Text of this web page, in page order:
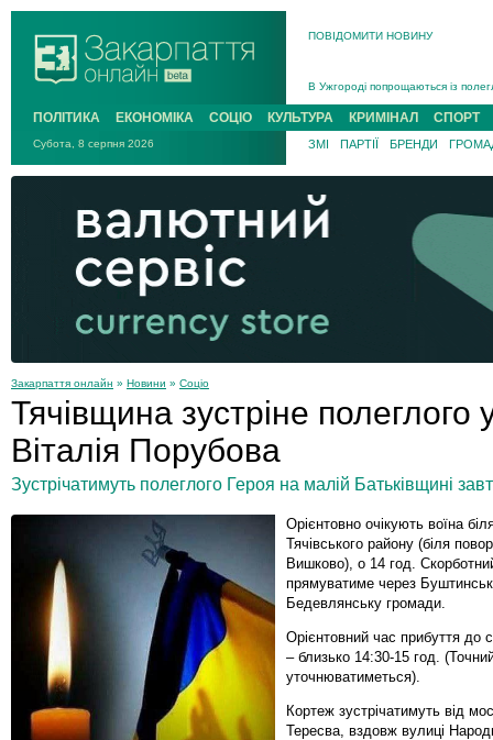
ПОВІДОМИТИ НОВИНУ
В Ужгороді попрощаються із
В Ужгороді 5 серпня
Підтвердили загибель
На війні з рф поліг військовий з
На Хустщині внаслідок ДТП за
Інструктора районного ТЦК на
ПОЛІТИКА ЕКОНОМІКА СОЦІО КУЛЬТУРА КРИМІНАЛ СПОРТ
Субота, 8 серпня 2026 ЗМІ ПАРТІЇ БРЕНДИ
Закарпаття онлайн » Новини » Соціо
Тячівщина зустріне полеглого
Віталія Порубова
Зустрічатимуть полеглого Героя на малій Батьківщині
Орієнтовно очікують воїна
Тячівського району (біля
Вишково), о 14 год.
прямуватиме через
Бедевлянську громади.
Орієнтовний час прибуття до
– близько 14:30-15 год.
уточнюватиметься).
Кортеж зустрічатимуть від
Тересва, вздовж вулиці